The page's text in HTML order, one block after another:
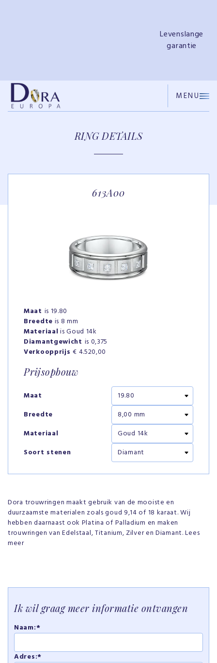
Gratis
ringendoosje
MENU
RING DETAILS
613A00
Maat is 19.80
Breedte is 8 mm
Materiaalis Goud 14k
Diamantgewicht is 0,375
Verkoopprijs€ 4.520,00
Prijsopbouw
Maat
Breedte
Materiaal
Soort stenen
Dora trouwringen maakt gebruik van de mooiste en
duurzaamste materialen zoals goud 9,14 of 18 karaat. Wij
hebben daarnaast ook Platina of Palladium en maken
trouwringen van Edelstaal, Titanium, Zilver en Diamant. Lees
meer
Ik wil graag meer informatie ontvangen
Naam:*
Adres:*